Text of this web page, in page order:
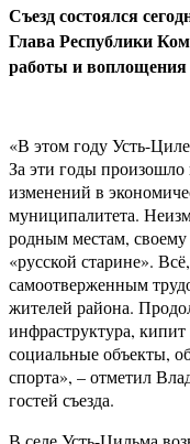
Съезд состоялся
Глава Республики
работы и воплощения
«В этом году Усть-
За эти годы
изменений в
муниципалитета.
родным местам,
«русской старине».
самоотверженным
жителей района.
инфраструктура,
социальные объекты,
спорта», – отметил
гостей съезда.